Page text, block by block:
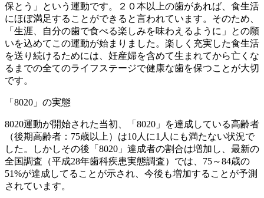
保とう」という運動です。２０本以上の歯があれば、食生活
にほぼ満足することができると言われています。そのため、
「生涯、自分の歯で食べる楽しみを味わえるように」との願
いを込めてこの運動が始まりました。楽しく充実した食生活
を送り続けるためには、妊産婦を含めて生まれてから亡くな
るまでの全てのライフステージで健康な歯を保つことが大切
です。
「8020」の実態
8020運動が開始された当初、「8020」を達成している高齢者
（後期高齢者：75歳以上）は10人に1人にも満たない状況で
した。しかしその後「8020」達成者の割合は増加し、最新の
全国調査（平成28年歯科疾患実態調査）では、75～84歳の
51%が達成してることが示され、今後も増加することが予測
されています。